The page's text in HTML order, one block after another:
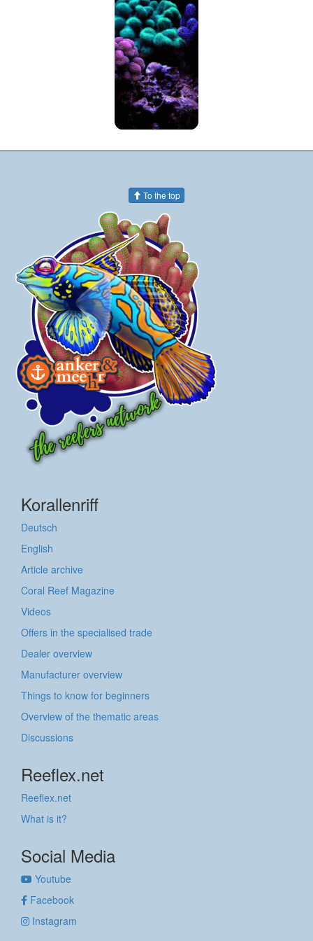
To the top
Korallenriff
Deutsch
English
Article archive
Coral Reef Magazine
Videos
Offers in the specialised trade
Dealer overview
Manufacturer overview
Things to know for beginners
Overview of the thematic areas
Discussions
Reeflex.net
Reeflex.net
What is it?
Social Media
Youtube
Facebook
Instagram